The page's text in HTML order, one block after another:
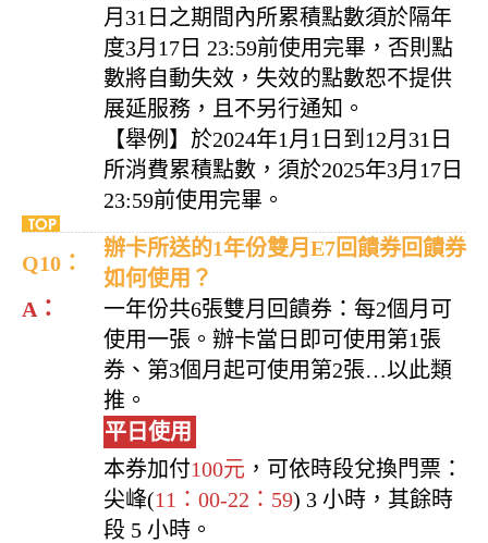
月31日之期間內所累積點數須於隔年
度3月17日 23:59前使用完畢，否則點
數將自動失效，失效的點數恕不提供
展延服務，且不另行通知。
【舉例】於2024年1月1日到12月31日
所消費累積點數，須於2025年3月17日
23:59前使用完畢。
Q10：
辦卡所送的1年份雙月E7回饋券回饋券
如何使用？
A：
一年份共6張雙月回饋券：每2個月可
使用一張。辦卡當日即可使用第1張
券、第3個月起可使用第2張…以此類
推。
平日使用
本券加付100元 ，可依時段兌換門票：
尖峰(11：00-22：59) 3 小時，其餘時
段 5 小時。